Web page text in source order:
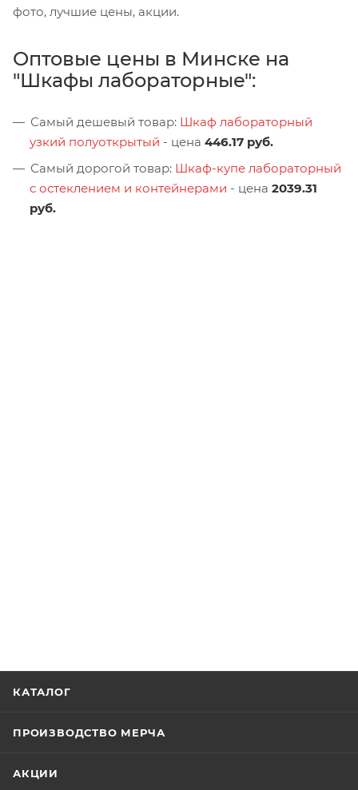
фото, лучшие цены, акции.
Оптовые цены в Минске на
"Шкафы лабораторные":
Самый дешевый товар: Шкаф лабораторный
узкий полуоткрытый - цена 446.17 руб.
Самый дорогой товар: Шкаф-купе лабораторный
с остеклением и контейнерами - цена 2039.31
руб.
КАТАЛОГ
ПРОИЗВОДСТВО МЕРЧА
АКЦИИ